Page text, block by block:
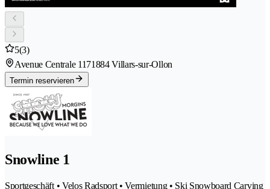
5(3)
Avenue Centrale 1171884 Villars-sur-Ollon
Termin reservieren
Snowline 1
Sportgeschäft • Velos Radsport • Vermietung • Ski Snowboard Carving